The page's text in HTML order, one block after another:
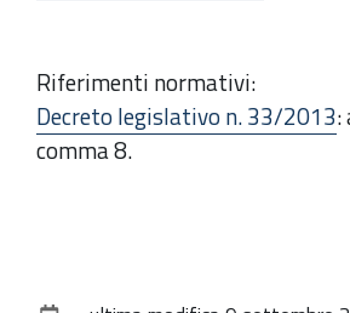
Riferimenti normativi:
Decreto legislativo n. 33/2013:
comma 8.